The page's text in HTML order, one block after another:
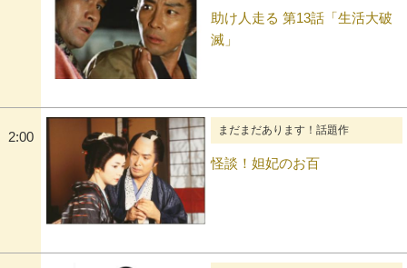
助け人走る 第13話「生活大破
滅」
2:00 まだまだあります！話題作
怪談！妲妃のお百